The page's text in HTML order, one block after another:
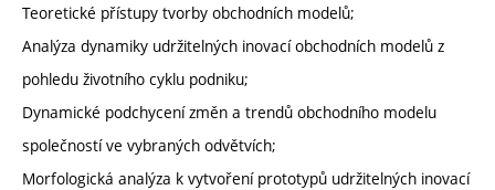
Teoretické přístupy tvorby obchodních modelů;
Analýza dynamiky udržitelných inovací obchodních modelů z
pohledu životního cyklu podniku;
Dynamické podchycení změn a trendů obchodního modelu
společností ve vybraných odvětvích;
Morfologická analýza k vytvoření prototypů udržitelných inovací